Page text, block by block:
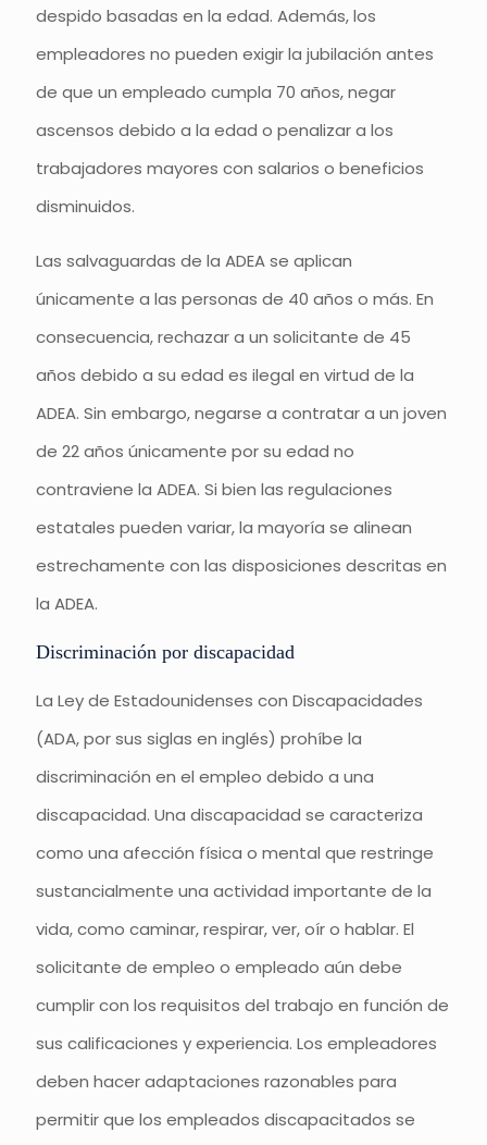
despido basadas en la edad. Además, los
empleadores no pueden exigir la jubilación antes
de que un empleado cumpla 70 años, negar
ascensos debido a la edad o penalizar a los
trabajadores mayores con salarios o beneficios
disminuidos.
Las salvaguardas de la ADEA se aplican
únicamente a las personas de 40 años o más. En
consecuencia, rechazar a un solicitante de 45
años debido a su edad es ilegal en virtud de la
ADEA. Sin embargo, negarse a contratar a un joven
de 22 años únicamente por su edad no
contraviene la ADEA. Si bien las regulaciones
estatales pueden variar, la mayoría se alinean
estrechamente con las disposiciones descritas en
la ADEA.
Discriminación por discapacidad
La Ley de Estadounidenses con Discapacidades
(ADA, por sus siglas en inglés) prohíbe la
discriminación en el empleo debido a una
discapacidad. Una discapacidad se caracteriza
como una afección física o mental que restringe
sustancialmente una actividad importante de la
vida, como caminar, respirar, ver, oír o hablar. El
solicitante de empleo o empleado aún debe
cumplir con los requisitos del trabajo en función de
sus calificaciones y experiencia. Los empleadores
deben hacer adaptaciones razonables para
permitir que los empleados discapacitados se